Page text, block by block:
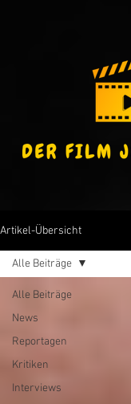
Artikel-Übersicht
Alle Beiträge
News
Reportagen
Kritiken
Interviews
Alle Beiträge